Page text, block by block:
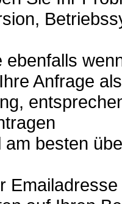
ebenfalls
Anfrage
besten